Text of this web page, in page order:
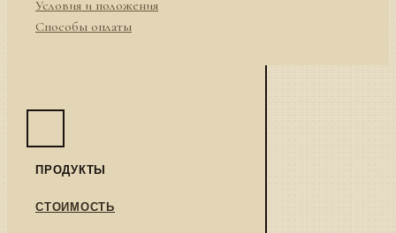
Условия и положения
Способы оплаты
ПРОДУКТЫ
СТОИМОСТЬ